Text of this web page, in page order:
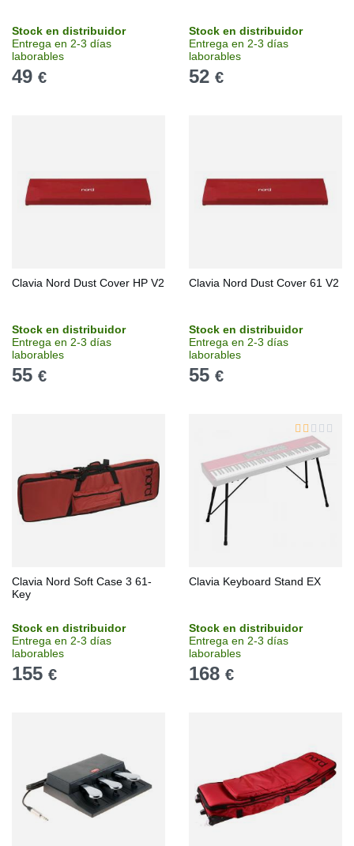
Stock en distribuidor
Entrega en 2-3 días
laborables
49 €
Stock en distribuidor
Entrega en 2-3 días
laborables
52 €
Clavia Nord Dust Cover HP V2
Stock en distribuidor
Entrega en 2-3 días
laborables
55 €
Clavia Nord Dust Cover 61 V2
Stock en distribuidor
Entrega en 2-3 días
laborables
55 €
Clavia Nord Soft Case 3 61-
Key
Stock en distribuidor
Entrega en 2-3 días
laborables
155 €
Clavia Keyboard Stand EX
Stock en distribuidor
Entrega en 2-3 días
laborables
168 €